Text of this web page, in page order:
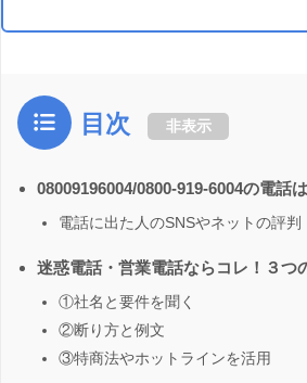
目次 非表示
08009196004/0800-919-6004の電話
電話に出た人のSNSやネットの評判
迷惑電話・営業電話ならコレ！３つ
①社名と要件を聞く
②断り方と例文
③特商法やホットラインを活用